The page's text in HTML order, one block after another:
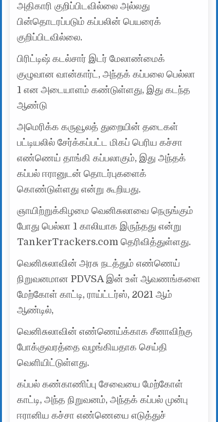
அதிகாரி குறிப்பிடவில்லை அல்லது
பின்தொடரப்படும் கப்பலின் பெயரைக்
குறிப்பிடவில்லை.
பிரிட்டிஷ் கடல்சார் இடர் மேலாண்மைக்
குழுவான வான்கார்ட், அந்தக் கப்பலை பெல்லா
1 என அடையாளம் கண்டுள்ளது, இது கடந்த
ஆண்டு
அமெரிக்க கருவூலத் துறையின் தடைகள்
பட்டியலில் சேர்க்கப்பட்ட மிகப் பெரிய கச்சா
எண்ணெய் தாங்கி கப்பலாகும், இது அந்தக்
கப்பல் ஈரானுடன் தொடர்புகளைக்
கொண்டுள்ளது என்று கூறியது.
ஞாயிற்றுக்கிழமை வெனிசுலாவை நெருங்கும்
போது பெல்லா 1 காலியாக இருந்தது என்று
TankerTrackers.com தெரிவித்துள்ளது.
வெனிசுலாவின் அரசு நடத்தும் எண்ணெய்
நிறுவனமான PDVSA இன் உள் ஆவணங்களை
மேற்கோள் காட்டி, ராய்ட்டர்ஸ், 2021 ஆம்
ஆண்டில்,
வெனிசுலாவின் எண்ணெய்க்காக சீனாவிற்கு
போக்குவரத்தை வழங்கியதாக செய்தி
வெளியிட்டுள்ளது.
கப்பல் கண்காணிப்பு சேவையை மேற்கோள்
காட்டி, அந்த நிறுவனம், அந்தக் கப்பல் முன்பு
ஈரானிய கச்சா எண்ணெயை எடுத்துச்